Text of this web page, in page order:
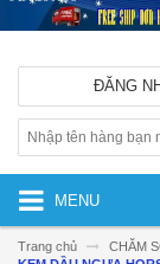
ĐĂNG
MENU
Trang chủ
CHĂM